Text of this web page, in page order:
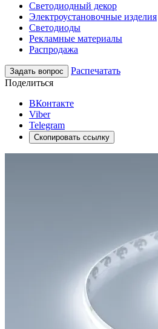
Светодиодный декор
Электроустановочные изделия
Светодиоды
Рекламные материалы
Распродажа
Задать вопрос
Распечатать
Поделиться
ВКонтакте
Viber
Telegram
Скопировать ссылку